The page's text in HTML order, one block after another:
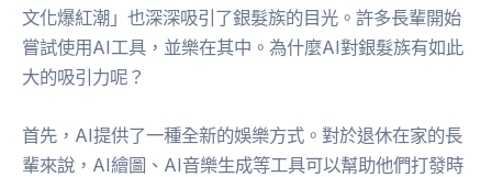
文化爆紅潮」也深深吸引了銀髮族的目光。許多長輩開始
嘗試使用AI工具，並樂在其中。為什麼AI對銀髮族有如此
大的吸引力呢？
首先，AI提供了一種全新的娛樂方式。對於退休在家的長
輩來說，AI繪圖、AI音樂生成等工具可以幫助他們打發時